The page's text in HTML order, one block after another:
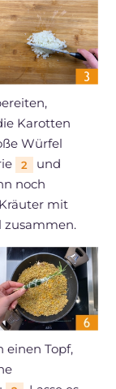
Karotten
Würfel
2
und
noch
mit
einen Topf,